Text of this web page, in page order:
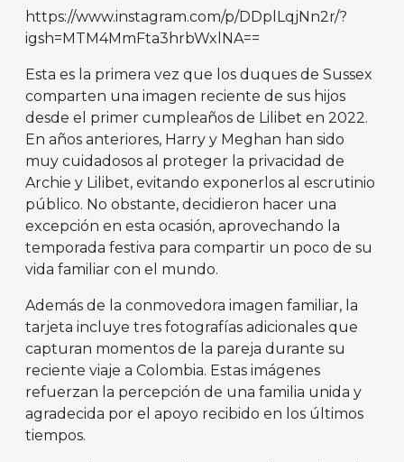
https://www.instagram.com/p/DDplLqjNn2r/?
igsh=MTM4MmFta3hrbWxlNA==
Esta es la primera vez que los duques de Sussex
comparten una imagen reciente de sus hijos
desde el primer cumpleaños de Lilibet en 2022.
En años anteriores, Harry y Meghan han sido
muy cuidadosos al proteger la privacidad de
Archie y Lilibet, evitando exponerlos al escrutinio
público. No obstante, decidieron hacer una
excepción en esta ocasión, aprovechando la
temporada festiva para compartir un poco de su
vida familiar con el mundo.
Además de la conmovedora imagen familiar, la
tarjeta incluye tres fotografías adicionales que
capturan momentos de la pareja durante su
reciente viaje a Colombia. Estas imágenes
refuerzan la percepción de una familia unida y
agradecida por el apoyo recibido en los últimos
tiempos.